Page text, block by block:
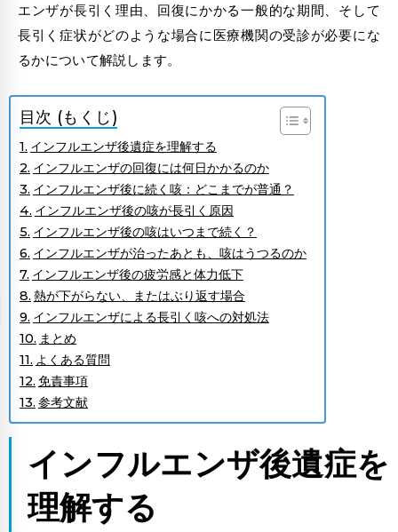
エンザが長引く理由、回復にかかる一般的な期間、そして
長引く症状がどのような場合に医療機関の受診が必要にな
るかについて解説します。
目次 (もくじ)
インフルエンザ後遺症を理解する
インフルエンザの回復には何日かかるのか
インフルエンザ後に続く咳：どこまでが普通？
インフルエンザ後の咳が長引く原因
インフルエンザ後の咳はいつまで続く？
インフルエンザが治ったあとも、咳はうつるのか
インフルエンザ後の疲労感と体力低下
熱が下がらない、またはぶり返す場合
インフルエンザによる長引く咳への対処法
まとめ
よくある質問
免責事項
参考文献
インフルエンザ後遺症を
理解する